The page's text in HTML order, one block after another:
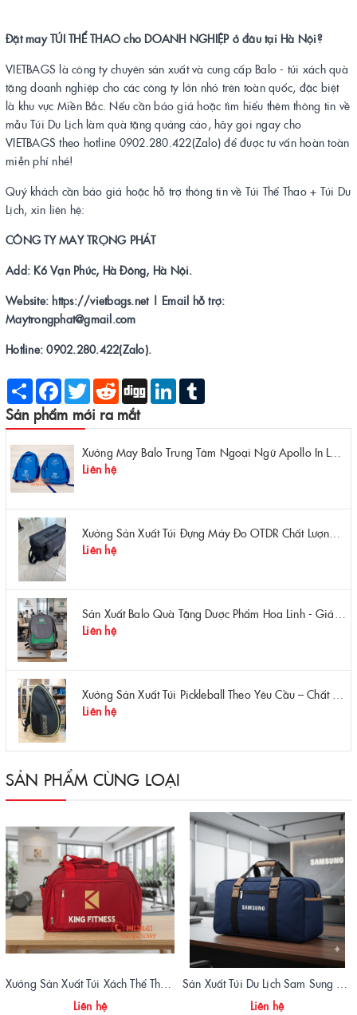
Đặt may TÚI THỂ THAO cho DOANH NGHIỆP ở đâu tại Hà Nội?
VIETBAGS là công ty chuyên sản xuất và cung cấp Balo - túi xách quà
tặng doanh nghiệp cho các công ty lớn nhỏ trên toàn quốc, đặc biệt
là khu vực Miền Bắc. Nếu cần báo giá hoặc tìm hiểu thêm thông tin về
mẫu Túi Du Lịch làm quà tặng quảng cáo, hãy gọi ngay cho
VIETBAGS theo hotline 0902.280.422(Zalo) để được tư vấn hoàn toàn
miễn phí nhé!
Quý khách cần báo giá hoặc hỗ trợ thông tin về Túi Thể Thao + Túi Du
Lịch, xin liên hệ:
CÔNG TY MAY TRỌNG PHÁT
Add: K6 Vạn Phúc, Hà Đông, Hà Nội.
Website: https://vietbags.net | Email hỗ trợ:
Maytrongphat@gmail.com
Hotline: 0902.280.422(Zalo).
Share Facebook
Twitter Reddit Digg LinkedIn
Sản phẩm mới ra mắt
Xưởng May Balo Trung Tâm Ngoại Ngữ Apollo In Logo Giá Rẻ Tại Xưởng
Liên hệ
Xưởng Sản Xuất Túi Đựng Máy Đo OTDR Chất Lượng – Chống Va Đập, Giá Tận Xưởng
Liên hệ
Sản Xuất Balo Quà Tặng Dược Phẩm Hoa Linh - Giá Gốc Tại Xưởng
Liên hệ
Xưởng Sản Xuất Túi Pickleball Theo Yêu Cầu – Chất Lượng, Bền Bỉ, Thiết Kế Độc Quyền
Liên hệ
SẢN PHẨM CÙNG LOẠI
Xưởng Sản Xuất Túi Xách Thể Thao Tập Gym King Fitness Giá Gốc, Chất Lượng Cao
Liên hệ
Sản Xuất Túi Du Lịch Sam Sung Chuẩn Form, Giá Xưởng | Vietbags
Liên hệ